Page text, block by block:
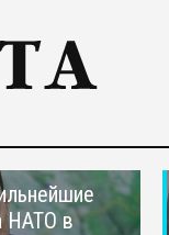
НАТО в